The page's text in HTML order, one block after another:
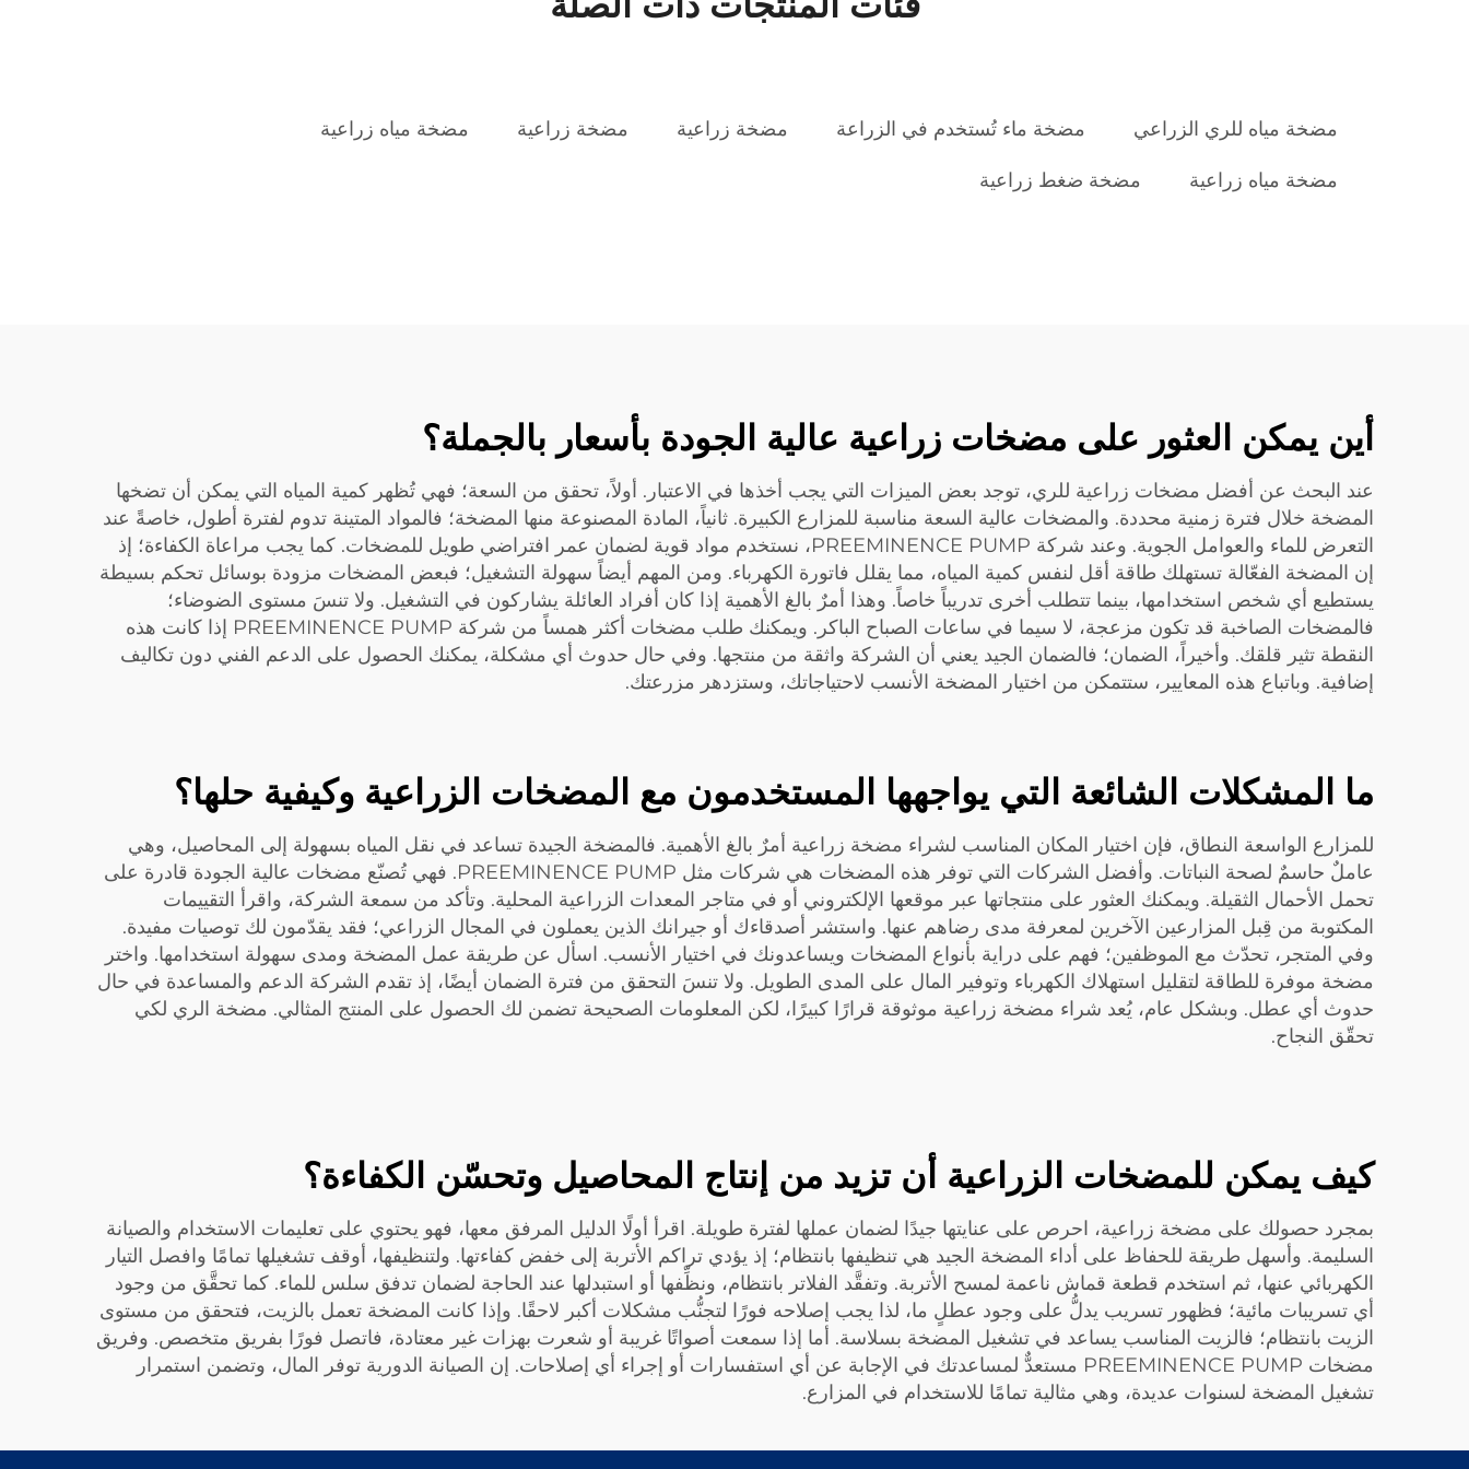
مضخة مياه للري الزراعي مضخة ماء تُستخدم في الزراعة مضخة زراعية مضخة زراعية مضخة مياه زراعية
مضخة مياه زراعية مضخة ضغط زراعية
أين يمكن العثور على مضخات زراعية عالية الجودة بأسعار بالجملة؟
عند البحث عن أفضل مضخات زراعية للري، توجد بعض الميزات التي يجب أخذها في الاعتبار. أولاً، تحقق من السعة؛ فهي تُظهر كمية المياه التي يمكن أن تضخها
المضخة خلال فترة زمنية محددة. والمضخات عالية السعة مناسبة للمزارع الكبيرة. ثانياً، المادة المصنوعة منها المضخة؛ فالمواد المتينة تدوم لفترة أطول، خاصةً عند
التعرض للماء والعوامل الجوية. وعند شركة PREEMINENCE PUMP، نستخدم مواد قوية لضمان عمر افتراضي طويل للمضخات. كما يجب مراعاة الكفاءة؛ إذ
إن المضخة الفعّالة تستهلك طاقة أقل لنفس كمية المياه، مما يقلل فاتورة الكهرباء. ومن المهم أيضاً سهولة التشغيل؛ فبعض المضخات مزودة بوسائل تحكم بسيطة
يستطيع أي شخص استخدامها، بينما تتطلب أخرى تدريباً خاصاً. وهذا أمرٌ بالغ الأهمية إذا كان أفراد العائلة يشاركون في التشغيل. ولا تنسَ مستوى الضوضاء؛
فالمضخات الصاخبة قد تكون مزعجة، لا سيما في ساعات الصباح الباكر. ويمكنك طلب مضخات أكثر همساً من شركة PREEMINENCE PUMP إذا كانت هذه
النقطة تثير قلقك. وأخيراً، الضمان؛ فالضمان الجيد يعني أن الشركة واثقة من منتجها. وفي حال حدوث أي مشكلة، يمكنك الحصول على الدعم الفني دون تكاليف
إضافية. وباتباع هذه المعايير، ستتمكن من اختيار المضخة الأنسب لاحتياجاتك، وستزدهر مزرعتك.
ما المشكلات الشائعة التي يواجهها المستخدمون مع المضخات الزراعية وكيفية حلها؟
للمزارع الواسعة النطاق، فإن اختيار المكان المناسب لشراء مضخة زراعية أمرٌ بالغ الأهمية. فالمضخة الجيدة تساعد في نقل المياه بسهولة إلى المحاصيل، وهي
عاملٌ حاسمٌ لصحة النباتات. وأفضل الشركات التي توفر هذه المضخات هي شركات مثل PREEMINENCE PUMP. فهي تُصنّع مضخات عالية الجودة قادرة على
تحمل الأحمال الثقيلة. ويمكنك العثور على منتجاتها عبر موقعها الإلكتروني أو في متاجر المعدات الزراعية المحلية. وتأكد من سمعة الشركة، واقرأ التقييمات
المكتوبة من قِبل المزارعين الآخرين لمعرفة مدى رضاهم عنها. واستشر أصدقاءك أو جيرانك الذين يعملون في المجال الزراعي؛ فقد يقدّمون لك توصيات مفيدة.
وفي المتجر، تحدّث مع الموظفين؛ فهم على دراية بأنواع المضخات ويساعدونك في اختيار الأنسب. اسأل عن طريقة عمل المضخة ومدى سهولة استخدامها. واختر
مضخة موفرة للطاقة لتقليل استهلاك الكهرباء وتوفير المال على المدى الطويل. ولا تنسَ التحقق من فترة الضمان أيضًا، إذ تقدم الشركة الدعم والمساعدة في حال
حدوث أي عطل. وبشكل عام، يُعد شراء مضخة زراعية موثوقة قرارًا كبيرًا، لكن المعلومات الصحيحة تضمن لك الحصول على المنتج المثالي. مضخة الري لكي
تحقّق النجاح.
كيف يمكن للمضخات الزراعية أن تزيد من إنتاج المحاصيل وتحسّن الكفاءة؟
بمجرد حصولك على مضخة زراعية، احرص على عنايتها جيدًا لضمان عملها لفترة طويلة. اقرأ أولًا الدليل المرفق معها، فهو يحتوي على تعليمات الاستخدام والصيانة
السليمة. وأسهل طريقة للحفاظ على أداء المضخة الجيد هي تنظيفها بانتظام؛ إذ يؤدي تراكم الأتربة إلى خفض كفاءتها. ولتنظيفها، أوقف تشغيلها تمامًا وافصل التيار
الكهربائي عنها، ثم استخدم قطعة قماش ناعمة لمسح الأتربة. وتفقَّد الفلاتر بانتظام، ونظِّفها أو استبدلها عند الحاجة لضمان تدفق سلس للماء. كما تحقَّق من وجود
أي تسريبات مائية؛ فظهور تسريب يدلُّ على وجود عطلٍ ما، لذا يجب إصلاحه فورًا لتجنُّب مشكلات أكبر لاحقًا. وإذا كانت المضخة تعمل بالزيت، فتحقق من مستوى
الزيت بانتظام؛ فالزيت المناسب يساعد في تشغيل المضخة بسلاسة. أما إذا سمعت أصواتًا غريبة أو شعرت بهزات غير معتادة، فاتصل فورًا بفريق متخصص. وفريق
مضخات PREEMINENCE PUMP مستعدٌّ لمساعدتك في الإجابة عن أي استفسارات أو إجراء أي إصلاحات. إن الصيانة الدورية توفر المال، وتضمن استمرار
تشغيل المضخة لسنوات عديدة، وهي مثالية تمامًا للاستخدام في المزارع.